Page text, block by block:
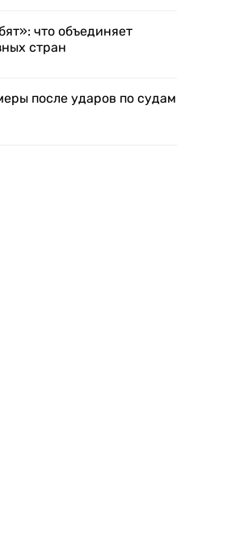
что объединяет
стран
после ударов по судам